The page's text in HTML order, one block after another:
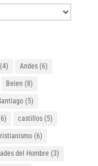
Andes(6)
Belen (8)
(5)
castillos(5)
(6)
del Hombre (3)